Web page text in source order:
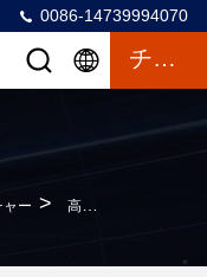
0086-14739994070
チャットによるご相談
ー > 高密度固体樹脂と手描画の工芸でカスタム3Dアニメモンキーフィギュアレジネスキーチェーン